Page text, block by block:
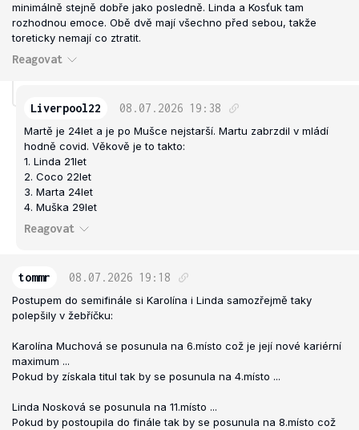
minimálně stejně dobře jako posledně. Linda a Kosťuk tam
rozhodnou emoce. Obě dvě mají všechno před sebou, takže
toreticky nemají co ztratit.
Reagovat
Liverpool22 08.07.2026 19:38
Martě je 24let a je po Mušce nejstarší. Martu zabrzdil v mládí
hodně covid. Věkově je to takto:
1. Linda 21let
2. Coco 22let
3. Marta 24let
4. Muška 29let
Reagovat
tommr 08.07.2026 19:18
Postupem do semifinále si Karolína i Linda samozřejmě taky
polepšily v žebříčku:
Karolína Muchová se posunula na 6.místo což je její nové kariérní
maximum ...
Pokud by získala titul tak by se posunula na 4.místo ...
Linda Nosková se posunula na 11.místo ...
Pokud by postoupila do finále tak by se posunula na 8.místo což